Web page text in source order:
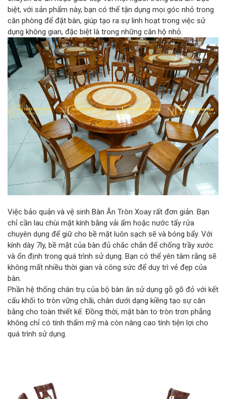
biệt, với sản phẩm này, bạn có thể tận dụng mọi góc nhỏ trong
căn phòng để đặt bàn, giúp tạo ra sự linh hoạt trong việc sử
dụng không gian, đặc biệt là trong những căn hộ nhỏ.
Việc bảo quản và vệ sinh Bàn Ăn Tròn Xoay rất đơn giản. Bạn
chỉ cần lau chùi mặt kính bằng vải ẩm hoặc nước tẩy rửa
chuyên dụng để giữ cho bề mặt luôn sạch sẽ và bóng bẩy. Với
kính dày 7ly, bề mặt của bàn đủ chắc chắn để chống trầy xước
và ổn định trong quá trình sử dụng. Bạn có thể yên tâm rằng sẽ
không mất nhiều thời gian và công sức để duy trì vẻ đẹp của
bàn.
Phần hệ thống chân trụ của bộ bàn ăn sử dụng gỗ gõ đỏ với kết
cấu khối to tròn vững chãi, chân dưới dạng kiềng tạo sự cân
bằng cho toàn thiết kế. Đồng thời, mặt bàn to tròn trơn phẳng
không chỉ có tính thẩm mỹ mà còn nâng cao tính tiện lợi cho
quá trình sử dụng.